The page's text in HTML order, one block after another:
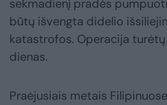
sekmadienį pradės
būtų išvengta didelio
katastrofos. Operacija
dienas.
Praėjusiais metais